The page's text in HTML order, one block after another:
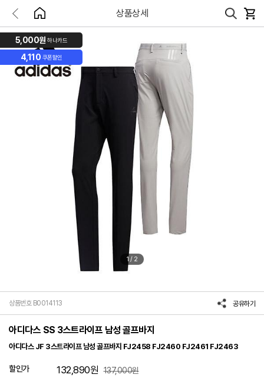
상품상세
5,000원 하나카드
4,110 쿠폰할인
1/ 2
상품번호 B0014113 공유하기
아디다스 SS 3스트라이프 남성 골프바지
아디다스 JF 3스트라이프 남성 골프바지 FJ2458 FJ2460 FJ2461 FJ2463
할인가 132,890원 137,000원